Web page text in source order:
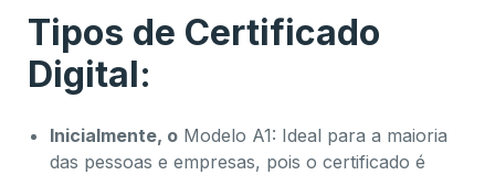
Tipos de Certificado
Digital:
Inicialmente, o Modelo A1: Ideal para a maioria
das pessoas e empresas, pois o certificado é